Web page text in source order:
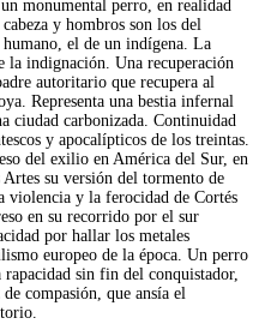
monumental perro, en realidad
y hombros son los del
el de un indígena. La
la indignación. Una recuperación
autoritario que recupera al
Representa una bestia infernal
ciudad carbonizada. Continuidad
y apocalípticos de los treintas.
del exilio en América del Sur, en
su versión del tormento de
violencia y la ferocidad de Cortés
en su recorrido por el sur
por hallar los metales
europeo de la época. Un perro
sin fin del conquistador,
compasión, que ansía el